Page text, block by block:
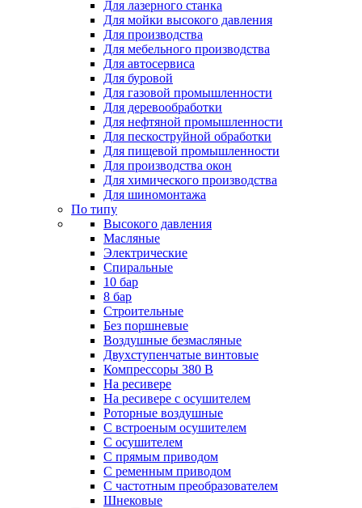
Для лазерного станка
Для мойки высокого давления
Для производства
Для мебельного производства
Для автосервиса
Для буровой
Для газовой промышленности
Для деревообработки
Для нефтяной промышленности
Для пескоструйной обработки
Для пищевой промышленности
Для производства окон
Для химического производства
Для шиномонтажа
По типу
Высокого давления
Масляные
Электрические
Спиральные
10 бар
8 бар
Cтроительные
Без поршневые
Воздушные безмасляные
Двухступенчатые винтовые
Компрессоры 380 В
На ресивере
На ресивере с осушителем
Роторные воздушные
С встроеным осушителем
С осушителем
С прямым приводом
С ременным приводом
С частотным преобразователем
Шнековые